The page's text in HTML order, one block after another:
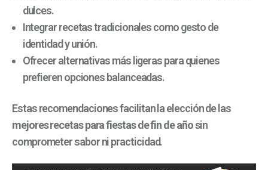
dulces.
Integrar recetas tradicionales como gesto de
identidad y unión.
Ofrecer alternativas más ligeras para quienes
prefieren opciones balanceadas.
Estas recomendaciones facilitan la elección de las
mejores recetas para fiestas de fin de añosin
comprometer sabor ni practicidad.